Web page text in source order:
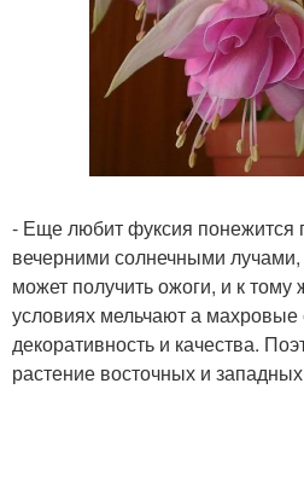
- Еще любит фуксия понежится
вечерними солнечными
может получить ожоги, и к тому
условиях мельчают а
декоративность и качества.
растение восточных и